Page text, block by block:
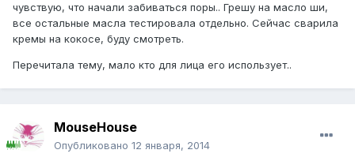
чувствую, что начали забиваться поры.. Грешу на масло ши,
все остальные масла тестировала отдельно. Сейчас сварила
кремы на кокосе, буду смотреть.
Перечитала тему, мало кто для лица его использует..
MouseHouse
Опубликовано 12 января, 2014